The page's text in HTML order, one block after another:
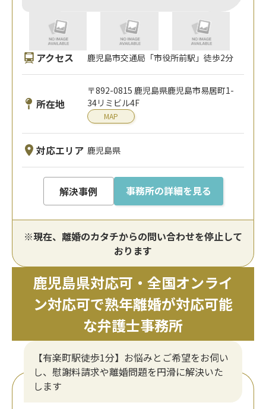
アクセス 鹿児島市交通局「市役所前駅」徒歩2分
所在地
〒892-0815 鹿児島県鹿児島市易居町1-
34リミビル4F
MAP
対応エリア 鹿児島県
解決事例 事務所の詳細を見る
※現在、離婚のカタチからの問い合わせを停止して
おります
鹿児島県対応可・全国オンライ
ン対応可で熟年離婚が対応可能
な弁護士事務所
【有楽町駅徒歩1分】お悩みとご希望をお伺い
し、慰謝料請求や離婚問題を円滑に解決いた
します